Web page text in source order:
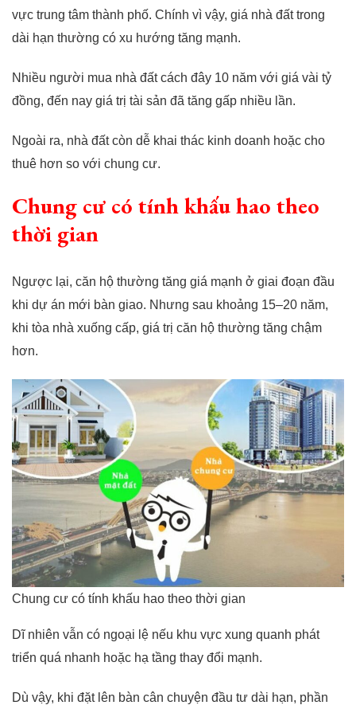
vực trung tâm thành phố. Chính vì vậy, giá nhà đất trong
dài hạn thường có xu hướng tăng mạnh.
Nhiều người mua nhà đất cách đây 10 năm với giá vài tỷ
đồng, đến nay giá trị tài sản đã tăng gấp nhiều lần.
Ngoài ra, nhà đất còn dễ khai thác kinh doanh hoặc cho
thuê hơn so với chung cư.
Chung cư có tính khấu hao theo
thời gian
Ngược lại, căn hộ thường tăng giá mạnh ở giai đoạn đầu
khi dự án mới bàn giao. Nhưng sau khoảng 15–20 năm,
khi tòa nhà xuống cấp, giá trị căn hộ thường tăng chậm
hơn.
Chung cư có tính khấu hao theo thời gian
Dĩ nhiên vẫn có ngoại lệ nếu khu vực xung quanh phát
triển quá nhanh hoặc hạ tầng thay đổi mạnh.
Dù vậy, khi đặt lên bàn cân chuyện đầu tư dài hạn, phần